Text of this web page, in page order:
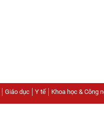
Giáo dục Y tế Khoa học & Công